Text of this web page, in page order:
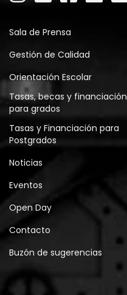
Sala de Prensa
Gestión de Calidad
Orientación Escolar
Tasas, becas y financiación
para grados
Tasas y Financiación para
Postgrados
Noticias
Eventos
Open Day
Contacto
Buzón de sugerencias